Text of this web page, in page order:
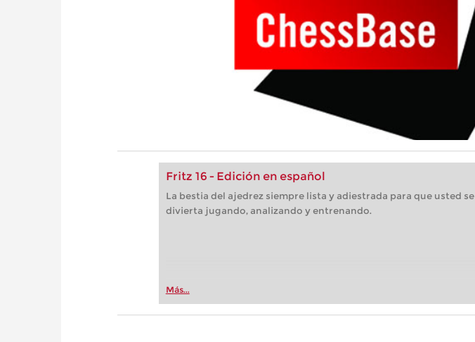
Fritz 16 - Edición en español
La bestia del ajedrez siempre lista y adiestrada para que usted se
divierta jugando, analizando y entrenando.
Más...